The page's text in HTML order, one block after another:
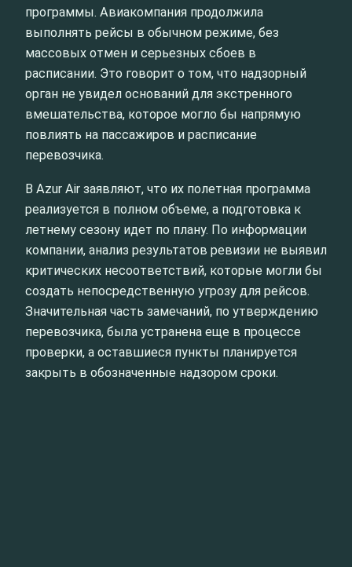
программы. Авиакомпания продолжила
выполнять рейсы в обычном режиме, без
массовых отмен и серьезных сбоев в
расписании. Это говорит о том, что надзорный
орган не увидел оснований для экстренного
вмешательства, которое могло бы напрямую
повлиять на пассажиров и расписание
перевозчика.
В Azur Air заявляют, что их полетная программа
реализуется в полном объеме, а подготовка к
летнему сезону идет по плану. По информации
компании, анализ результатов ревизии не выявил
критических несоответствий, которые могли бы
создать непосредственную угрозу для рейсов.
Значительная часть замечаний, по утверждению
перевозчика, была устранена еще в процессе
проверки, а оставшиеся пункты планируется
закрыть в обозначенные надзором сроки.